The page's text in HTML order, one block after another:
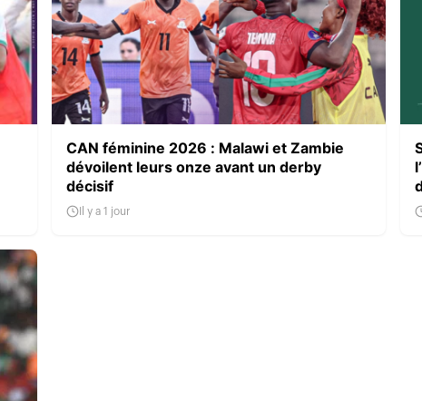
CAN féminine 2026 : Malawi et Zambie
dévoilent leurs onze avant un derby
décisif
Il y a 1 jour